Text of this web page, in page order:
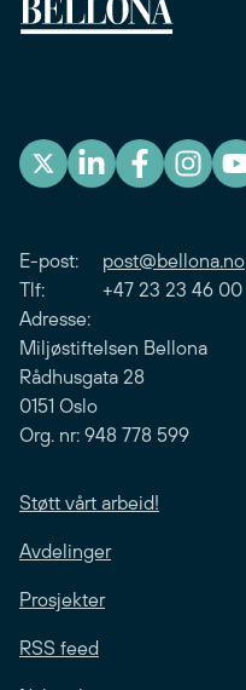
E-post: post@bellona.no
Tlf: +47 23 23 46 00
Adresse:
Miljøstiftelsen Bellona
Rådhusgata 28
0151 Oslo
Org. nr: 948 778 599
Støtt vårt arbeid!
Avdelinger
Prosjekter
RSS feed